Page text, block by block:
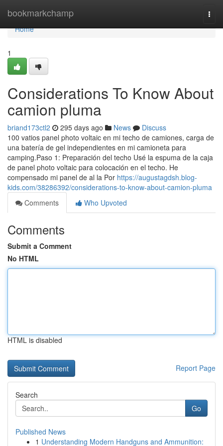
bookmarkchamp
Home
Home
1
Considerations To Know About
camion pluma
briand173ctl2 295 days ago News
Discuss
100 vatios panel photo voltaic en mi techo de camiones, carga de
una batería de gel independientes en mi camioneta para
camping.Paso 1: Preparación del techo Usé la espuma de la caja
de panel photo voltaic para colocación en el techo. He
compensado mi panel de al la Por https://augustagdsh.blog-
kids.com/38286392/considerations-to-know-about-camion-pluma
Comments
Who Upvoted
Comments
Submit a Comment
No HTML
HTML is disabled
Report Page
Search
Go
Published News
1 Understanding Modern Handguns and Ammunition: